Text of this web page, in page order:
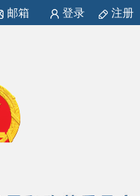
邮箱 登录 注册